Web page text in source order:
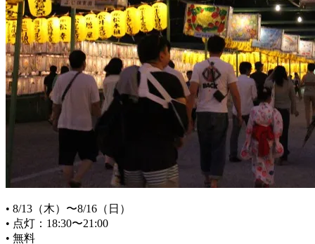
• 8/13（木）〜8/16（日）
• 点灯：18:30〜21:00
• 無料